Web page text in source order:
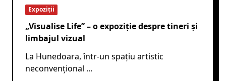
Expoziții
„Visualise Life” – o expoziție despre tineri și
limbajul vizual
La Hunedoara, într-un spațiu artistic
neconvențional ...